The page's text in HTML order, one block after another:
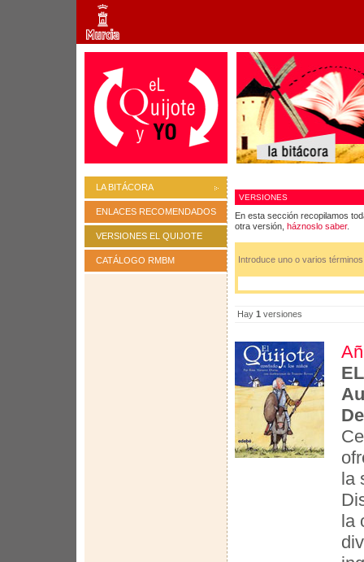
LA BITÁCORA
ENLACES RECOMENDADOS
VERSIONES EL QUIJOTE
CATÁLOGO RMBM
VERSIONES
En esta sección recopilamos
otra versión, háznoslo saber.
Introduce uno o varios
Hay 1 versiones
la
la